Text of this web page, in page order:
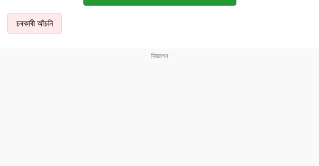
চৰকাৰী আঁচনি